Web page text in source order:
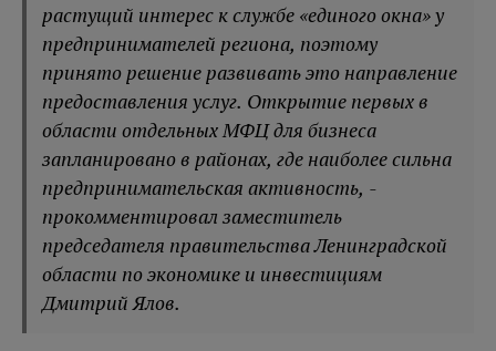
растущий интерес к службе «единого окна» у
предпринимателей региона, поэтому
принято решение развивать это направление
предоставления услуг. Открытие первых в
области отдельных МФЦ для бизнеса
запланировано в районах, где наиболее сильна
предпринимательская активность, -
прокомментировал заместитель
председателя правительства Ленинградской
области по экономике и инвестициям
Дмитрий Ялов.